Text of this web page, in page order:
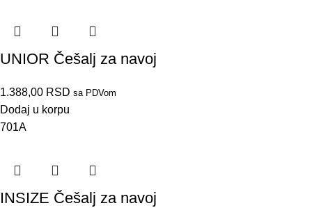
UNIOR Češalj za navoj
1.388,00 RSD sa PDVom
Dodaj u korpu
701A
INSIZE Češalj za navoj